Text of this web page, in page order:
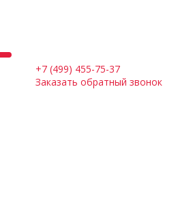
+7 (499) 455-75-37
Заказать обратный звонок